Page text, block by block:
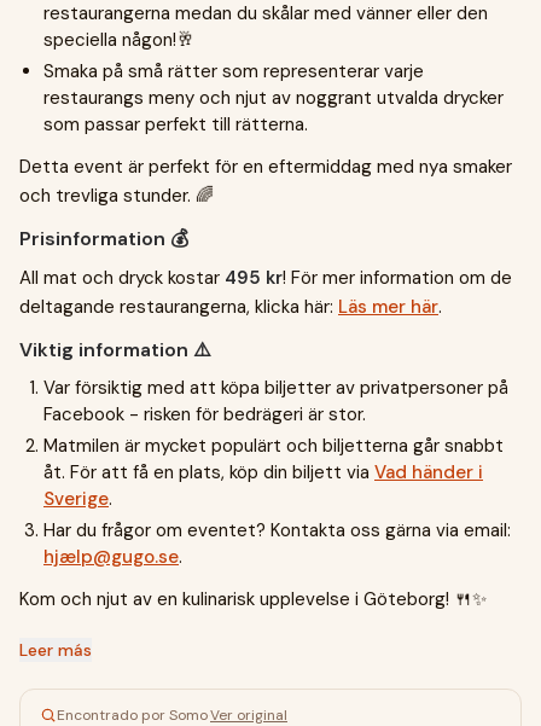
restaurangerna medan du skålar med vänner eller den
speciella någon!🥂
Smaka på små rätter som representerar varje
restaurangs meny och njut av noggrant utvalda drycker
som passar perfekt till rätterna.
Detta event är perfekt för en eftermiddag med nya smaker
och trevliga stunder. 🌈
Prisinformation 💰
All mat och dryck kostar 495 kr! För mer information om de
deltagande restaurangerna, klicka här: Läs mer här.
Viktig information ⚠️
Var försiktig med att köpa biljetter av privatpersoner på
Facebook - risken för bedrägeri är stor.
Matmilen är mycket populärt och biljetterna går snabbt
åt. För att få en plats, köp din biljett via Vad händer i
Sverige.
Har du frågor om eventet? Kontakta oss gärna via email:
hjælp@gugo.se.
Kom och njut av en kulinarisk upplevelse i Göteborg! 🍴✨
Leer más
Encontrado por SomoVer original